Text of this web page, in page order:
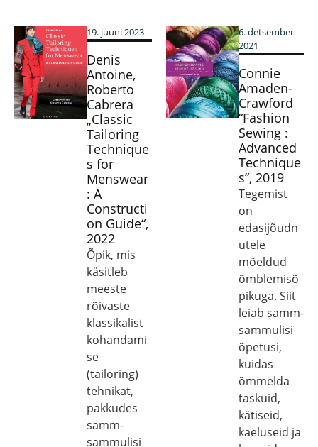
19. juuni 2023
Denis
Antoine,
Roberto
Cabrera
„Classic
Tailoring
Technique
s for
Menswear
: A
Constructi
on Guide“,
2022
Õpik, mis
käsitleb
meeste
rõivaste
klassikalist
kohandami
se
(tailoring)
tehnikat,
pakkudes
samm-
sammulisi
6. detsember
2021
Connie
Amaden-
Crawford
“Fashion
Sewing :
Advanced
Technique
s”, 2019
Tegemist
on
edasijõudn
utele
mõeldud
õmblemisõ
pikuga. Siit
leiab samm-
sammulisi
õpetusi,
kuidas
õmmelda
taskuid,
kätiseid,
kaeluseid ja